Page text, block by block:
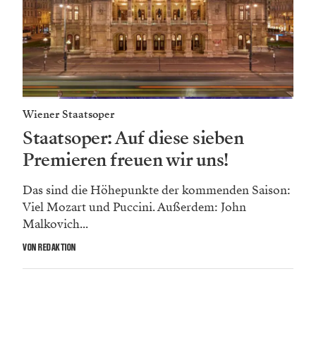
Wiener Staatsoper
Staatsoper: Auf diese sieben
Premieren freuen wir uns!
Das sind die Höhepunkte der kommenden Saison:
Viel Mozart und Puccini. Außerdem: John
Malkovich...
VON REDAKTION